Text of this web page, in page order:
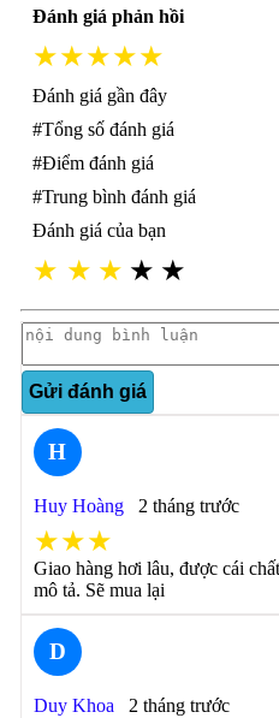
Đánh giá phản hồi
★★★★★
Đánh giá gần đây
#Tổng số đánh giá
#Điểm đánh giá
#Trung bình đánh giá
Đánh giá của bạn
★ ★ ★ ★ ★
Gửi đánh giá
H
Huy Hoàng 2 tháng trước
★★★
Giao hàng hơi lâu, được cái
mô tả. Sẽ mua lại
D
Duy Khoa 2 tháng trước